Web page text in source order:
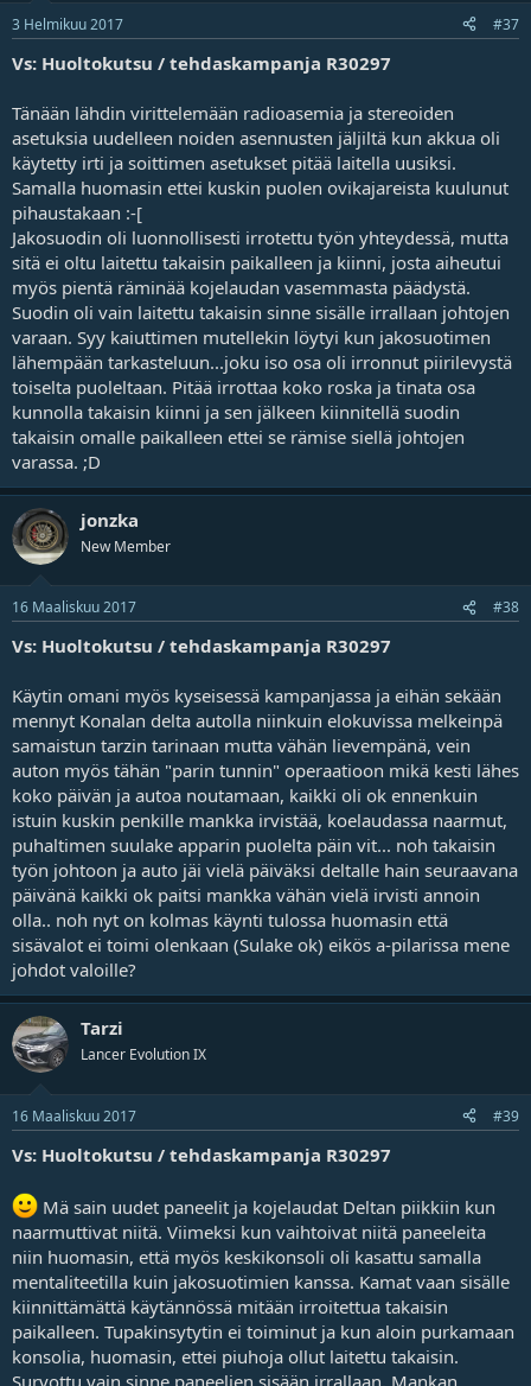
3 Helmikuu 2017 #37
Vs: Huoltokutsu / tehdaskampanja R30297
Tänään lähdin virittelemään radioasemia ja stereoiden
asetuksia uudelleen noiden asennusten jäljiltä kun akkua oli
käytetty irti ja soittimen asetukset pitää laitella uusiksi.
Samalla huomasin ettei kuskin puolen ovikajareista kuulunut
pihaustakaan :-[
Jakosuodin oli luonnollisesti irrotettu työn yhteydessä, mutta
sitä ei oltu laitettu takaisin paikalleen ja kiinni, josta aiheutui
myös pientä räminää kojelaudan vasemmasta päädystä.
Suodin oli vain laitettu takaisin sinne sisälle irrallaan johtojen
varaan. Syy kaiuttimen mutellekin löytyi kun jakosuotimen
lähempään tarkasteluun...joku iso osa oli irronnut piirilevystä
toiselta puoleltaan. Pitää irrottaa koko roska ja tinata osa
kunnolla takaisin kiinni ja sen jälkeen kiinnitellä suodin
takaisin omalle paikalleen ettei se rämise siellä johtojen
varassa. ;D
jonzka
New Member
16 Maaliskuu 2017 #38
Vs: Huoltokutsu / tehdaskampanja R30297
Käytin omani myös kyseisessä kampanjassa ja eihän sekään
mennyt Konalan delta autolla niinkuin elokuvissa melkeinpä
samaistun tarzin tarinaan mutta vähän lievempänä, vein
auton myös tähän "parin tunnin" operaatioon mikä kesti lähes
koko päivän ja autoa noutamaan, kaikki oli ok ennenkuin
istuin kuskin penkille mankka irvistää, koelaudassa naarmut,
puhaltimen suulake apparin puolelta päin vit... noh takaisin
työn johtoon ja auto jäi vielä päiväksi deltalle hain seuraavana
päivänä kaikki ok paitsi mankka vähän vielä irvisti annoin
olla.. noh nyt on kolmas käynti tulossa huomasin että
sisävalot ei toimi olenkaan (Sulake ok) eikös a-pilarissa mene
johdot valoille?
Tarzi
Lancer Evolution IX
16 Maaliskuu 2017 #39
Vs: Huoltokutsu / tehdaskampanja R30297
Mä sain uudet paneelit ja kojelaudat Deltan piikkiin kun
naarmuttivat niitä. Viimeksi kun vaihtoivat niitä paneeleita
niin huomasin, että myös keskikonsoli oli kasattu samalla
mentaliteetilla kuin jakosuotimien kanssa. Kamat vaan sisälle
kiinnittämättä käytännössä mitään irroitettua takaisin
paikalleen. Tupakinsytytin ei toiminut ja kun aloin purkamaan
konsolia, huomasin, ettei piuhoja ollut laitettu takaisin.
Survottu vain sinne paneelien sisään irrallaan. Mankan